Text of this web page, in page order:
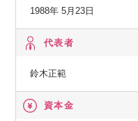
・柔軟な働き方（テレワ
・多くの組織で年次、役
ョンを取り合いアイディ
す。
◆その他の事業：
ムの在り方に係わる企画
1988年 5月23日
代表者
鈴木正範
資本金